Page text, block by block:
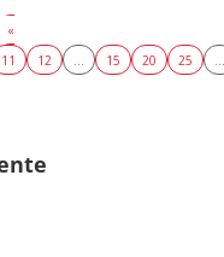
«
11 12 15 20 25